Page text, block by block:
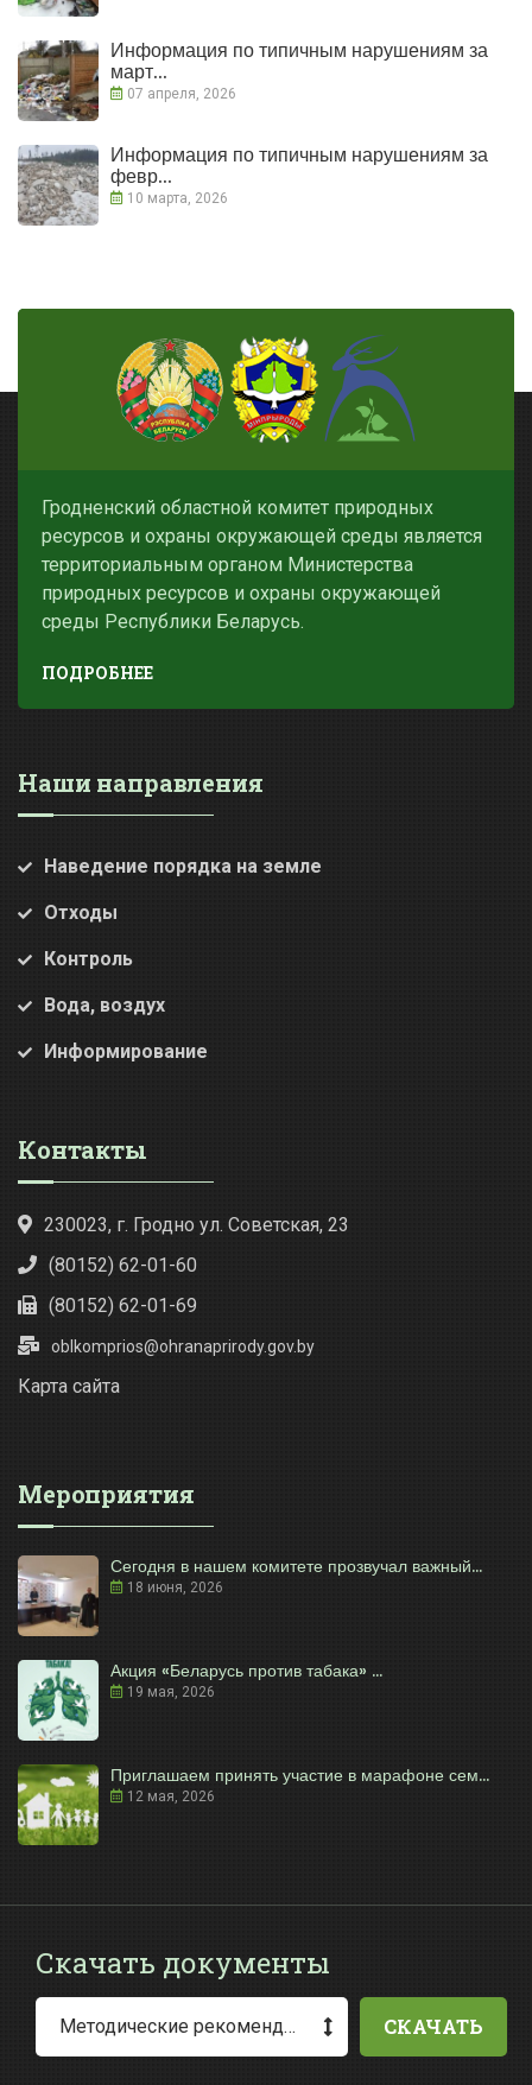
Информация по типичным нарушениям за
март...
07 апреля, 2026
Информация по типичным нарушениям за
февр...
10 марта, 2026
Гродненский областной комитет природных
ресурсов и охраны окружающей среды является
территориальным органом Министерства
природных ресурсов и охраны окружающей
среды Республики Беларусь.
ПОДРОБНЕЕ
Наши направления
Наведение порядка на земле
Отходы
Контроль
Вода, воздух
Информирование
Контакты
230023, г. Гродно ул. Советская, 23
(80152) 62-01-60
(80152) 62-01-69
oblkomprios@ohranaprirody.gov.by
Карта сайта
Мероприятия
Сегодня в нашем комитете прозвучал важный...
18 июня, 2026
Акция «Беларусь против табака» ...
19 мая, 2026
Приглашаем принять участие в марафоне сем...
12 мая, 2026
Скачать документы
Методические рекомендации по заполнению заявления о выдаче разрешения на специальное водопользование СКАЧАТЬ